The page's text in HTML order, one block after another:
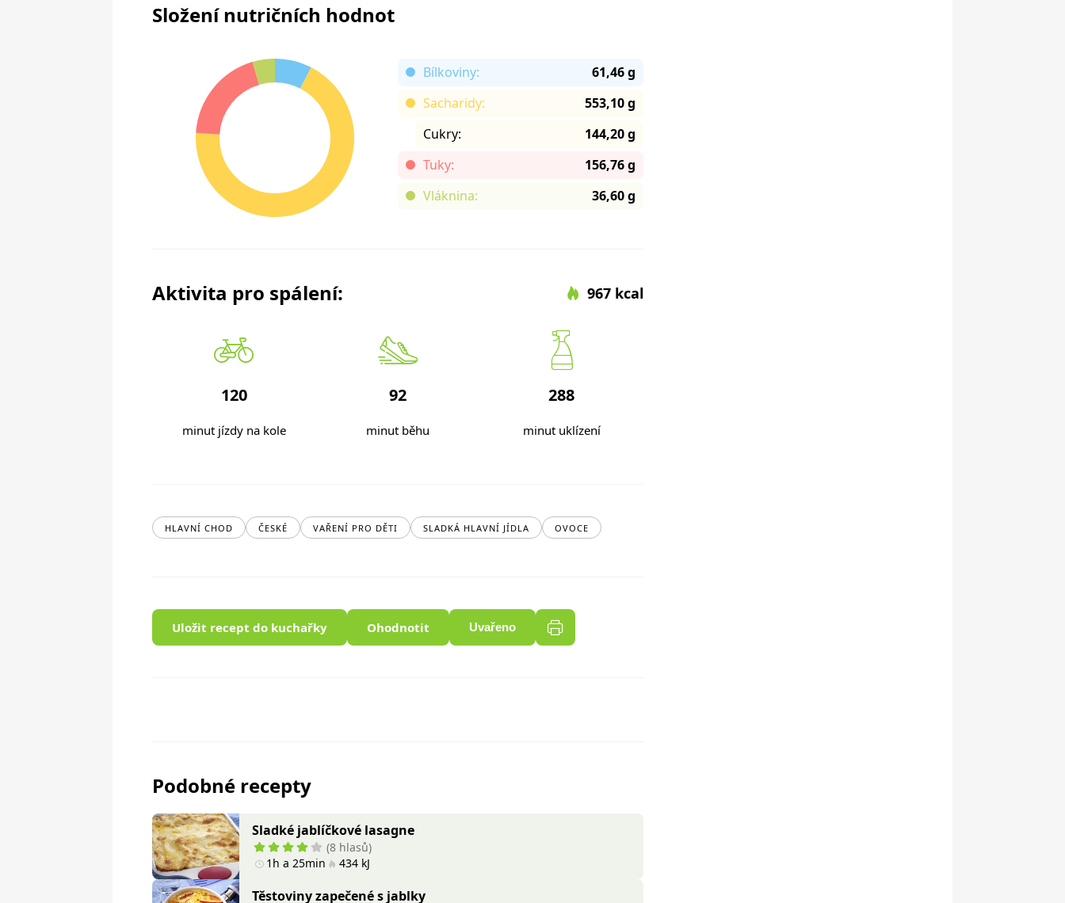
Složení nutričních hodnot
Bílkoviny:
61,46 g
Sacharidy:
553,10 g
Cukry:
144,20 g
Tuky:
156,76 g
Vláknina:
36,60 g
Aktivita pro spálení: 967 kcal
120
minut jízdy na kole
92
minut běhu
288
minut uklízení
HLAVNÍ CHOD ČESKÉ VAŘENÍ PRO DĚTI SLADKÁ HLAVNÍ JÍDLA OVOCE
Uložit recept do kuchařky Ohodnotit Uvařeno
Podobné recepty
Sladké jablíčkové lasagne
(8 hlasů)
1h a 25min
434 kJ
Těstoviny zapečené s jablky